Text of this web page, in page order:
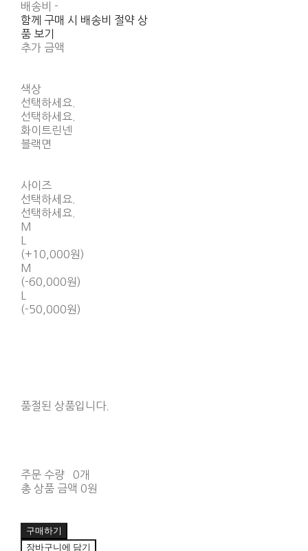
배송비 -
함께 구매 시 배송비 절약 상
품 보기
추가 금액
색상
선택하세요.
선택하세요.
화이트린넨
블랙면
사이즈
선택하세요.
선택하세요.
M
(+10,000원)
M
(-60,000원)
(-50,000원)
품절된 상품입니다.
주문 수량
0개
총 상품 금액 0원
구매하기
장바구니에 담기